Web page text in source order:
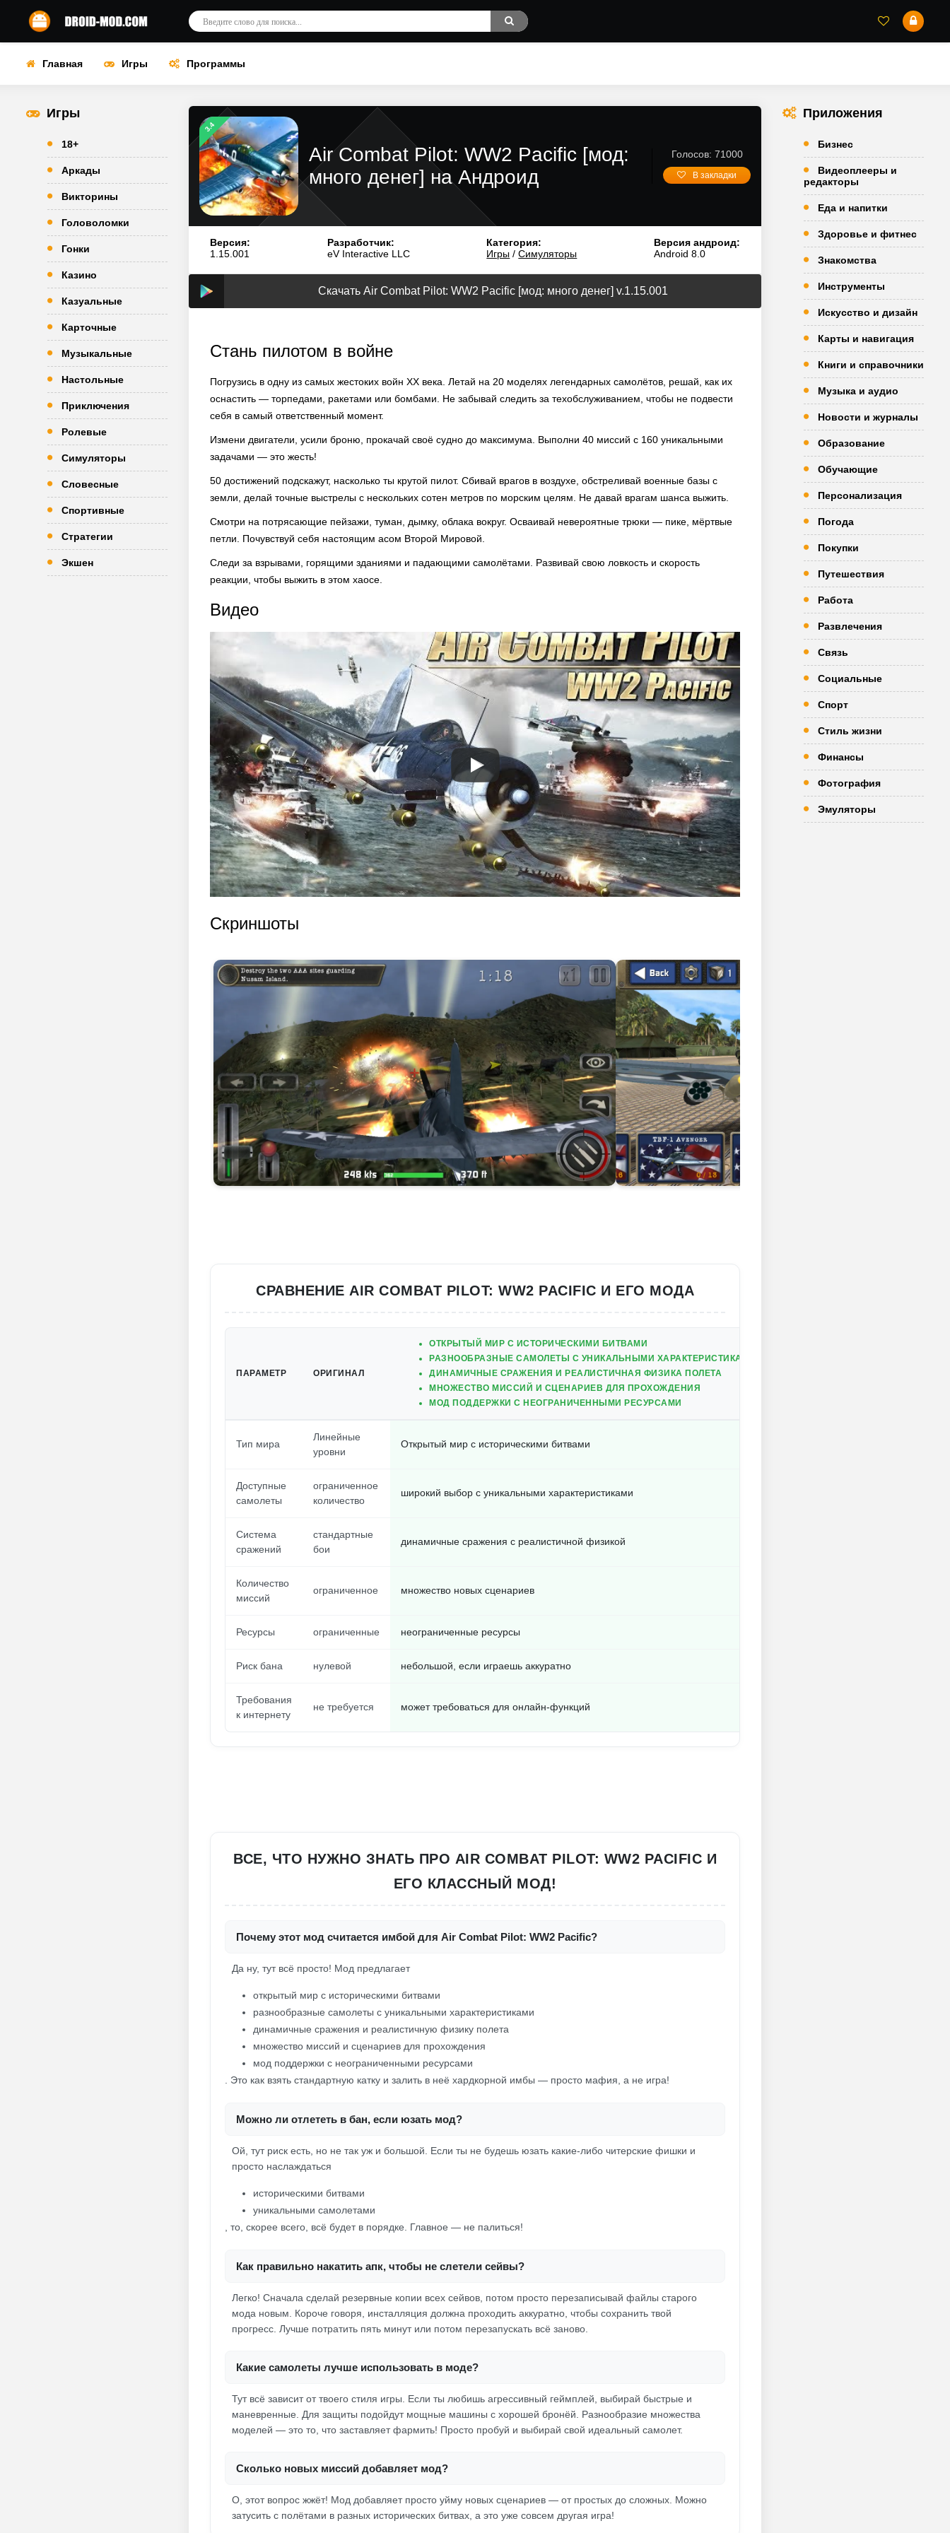
Главная Игры Программы
Игры
18+
Аркады
Викторины
Головоломки
Гонки
Казино
Казуальные
Карточные
Музыкальные
Настольные
Приключения
Ролевые
Симуляторы
Словесные
Спортивные
Стратегии
Экшен
3.4
Air Combat Pilot: WW2 Pacific [мод:
много денег] на Андроид
Голосов: 71000
В закладки
Версия:
1.15.001
Разработчик:
eV Interactive LLC
Категория:
Игры /Симуляторы
Версия андроид:
Android 8.0
Скачать Air Combat Pilot: WW2 Pacific [мод: много денег] v.1.15.001
Стань пилотом в войне
Погрузись в одну из самых жестоких войн XX века. Летай на 20 моделях легендарных самолётов, решай, как их
оснастить — торпедами, ракетами или бомбами. Не забывай следить за техобслуживанием, чтобы не подвести
себя в самый ответственный момент.
Измени двигатели, усили броню, прокачай своё судно до максимума. Выполни 40 миссий с 160 уникальными
задачами — это жесть!
50 достижений подскажут, насколько ты крутой пилот. Сбивай врагов в воздухе, обстреливай военные базы с
земли, делай точные выстрелы с нескольких сотен метров по морским целям. Не давай врагам шанса выжить.
Смотри на потрясающие пейзажи, туман, дымку, облака вокруг. Осваивай невероятные трюки — пике, мёртвые
петли. Почувствуй себя настоящим асом Второй Мировой.
Следи за взрывами, горящими зданиями и падающими самолётами. Развивай свою ловкость и скорость
реакции, чтобы выжить в этом хаосе.
Видео
Скриншоты
СРАВНЕНИЕ AIR COMBAT PILOT: WW2 PACIFIC И ЕГО МОДА
ПАРАМЕТР ОРИГИНАЛ
ОТКРЫТЫЙ МИР С ИСТОРИЧЕСКИМИ БИТВАМИ
РАЗНООБРАЗНЫЕ САМОЛЕТЫ С УНИКАЛЬНЫМИ ХАРАКТЕРИСТИКАМИ
ДИНАМИЧНЫЕ СРАЖЕНИЯ И РЕАЛИСТИЧНАЯ ФИЗИКА ПОЛЕТА
МНОЖЕСТВО МИССИЙ И СЦЕНАРИЕВ ДЛЯ ПРОХОЖДЕНИЯ
МОД ПОДДЕРЖКИ С НЕОГРАНИЧЕННЫМИ РЕСУРСАМИ
Тип мира
Линейные
уровни
Открытый мир с историческими битвами
Доступные
самолеты
ограниченное
количество
широкий выбор с уникальными характеристиками
Система
сражений
стандартные
бои
динамичные сражения с реалистичной физикой
Количество
миссий
ограниченное множество новых сценариев
Ресурсы ограниченные неограниченные ресурсы
Риск бана нулевой небольшой, если играешь аккуратно
Требования
к интернету
не требуется может требоваться для онлайн-функций
ВСЕ, ЧТО НУЖНО ЗНАТЬ ПРО AIR COMBAT PILOT: WW2 PACIFIC И
ЕГО КЛАССНЫЙ МОД!
Почему этот мод считается имбой для Air Combat Pilot: WW2 Pacific?
Да ну, тут всё просто! Мод предлагает
открытый мир с историческими битвами
разнообразные самолеты с уникальными характеристиками
динамичные сражения и реалистичную физику полета
множество миссий и сценариев для прохождения
мод поддержки с неограниченными ресурсами
. Это как взять стандартную катку и залить в неё хардкорной имбы — просто мафия, а не игра!
Можно ли отлететь в бан, если юзать мод?
Ой, тут риск есть, но не так уж и большой. Если ты не будешь юзать какие-либо читерские фишки и
просто наслаждаться
историческими битвами
уникальными самолетами
, то, скорее всего, всё будет в порядке. Главное — не палиться!
Как правильно накатить апк, чтобы не слетели сейвы?
Легко! Сначала сделай резервные копии всех сейвов, потом просто перезаписывай файлы старого
мода новым. Короче говоря, инсталляция должна проходить аккуратно, чтобы сохранить твой
прогресс. Лучше потратить пять минут или потом перезапускать всё заново.
Какие самолеты лучше использовать в моде?
Тут всё зависит от твоего стиля игры. Если ты любишь агрессивный геймплей, выбирай быстрые и
маневренные. Для защиты подойдут мощные машины с хорошей бронёй. Разнообразие множества
моделей — это то, что заставляет фармить! Просто пробуй и выбирай свой идеальный самолет.
Сколько новых миссий добавляет мод?
О, этот вопрос жжёт! Мод добавляет просто уйму новых сценариев — от простых до сложных. Можно
затусить с полётами в разных исторических битвах, а это уже совсем другая игра!
Приложения
Бизнес
Видеоплееры и
редакторы
Еда и напитки
Здоровье и фитнес
Знакомства
Инструменты
Искусство и дизайн
Карты и навигация
Книги и справочники
Музыка и аудио
Новости и журналы
Образование
Обучающие
Персонализация
Погода
Покупки
Путешествия
Работа
Развлечения
Связь
Социальные
Спорт
Стиль жизни
Финансы
Фотография
Эмуляторы